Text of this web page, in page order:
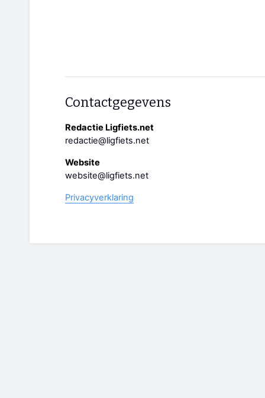
Contactgegevens
Redactie Ligfiets.net
redactie@ligfiets.net
Website
website@ligfiets.net
Privacyverklaring